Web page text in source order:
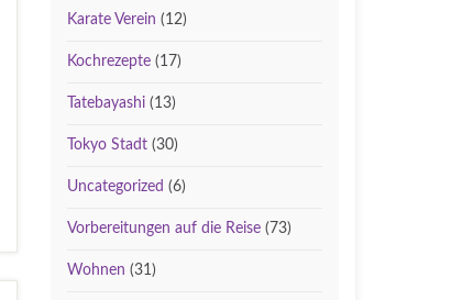
Karate Verein (12)
Kochrezepte(17)
Tatebayashi(13)
Tokyo Stadt(30)
Uncategorized (6)
Vorbereitungen auf die Reise(73)
Wohnen (31)